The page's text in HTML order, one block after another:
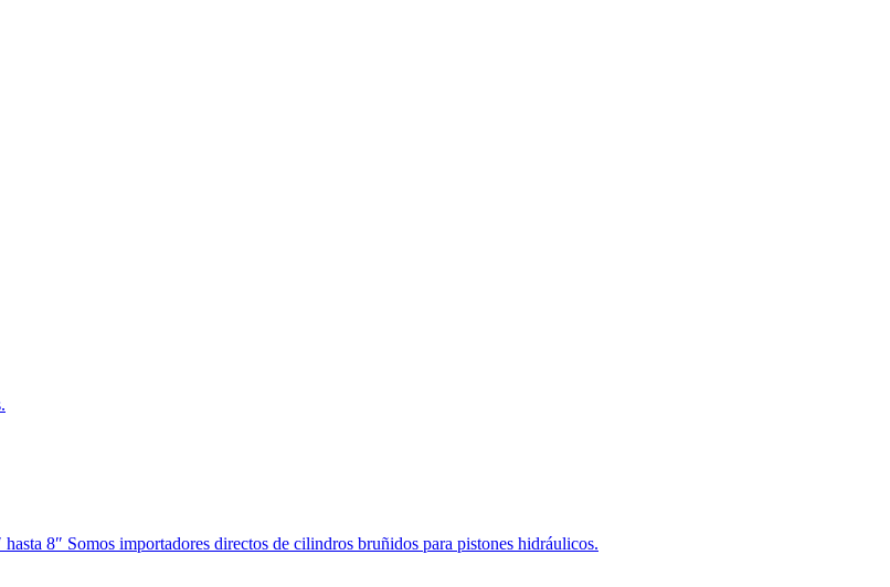
8″ Somos importadores directos de cilindros bruñidos para pistones hidráulicos.